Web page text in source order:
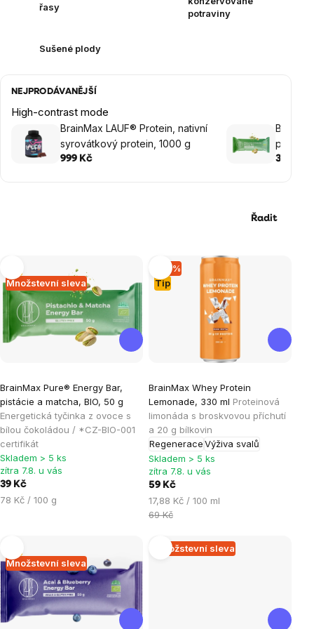
řasy
potraviny
Sušené plody
NEJPRODÁVANĚJŠÍ
High-contrast mode
BrainMax LAUF® Protein, nativní
syrovátkový protein, 1000 g
999 Kč
pistácie
39 Kč
Řadit
produktů
Množstevní sleva
BrainMax Pure® Energy Bar,
pistácie a matcha, BIO, 50 g
Energetická tyčinka z ovoce s
bílou čokoládou / *CZ-BIO-001
certifikát
hodnocení
produktu
je
5,0
z
5
hvězdiček.
Skladem > 5 ks
zítra 7.8. u vás
39 Kč
Měrná
78 Kč / 100 g
Tip
–14 %
BrainMax Whey Protein
Lemonade, 330 ml Proteinová
limonáda s broskvovou příchutí
a 20 g bílkovin
RegeneraceVýživa svalů
hodnocení
produktu
je
4,8
z
5
hvězdiček.
Skladem > 5 ks
zítra 7.8. u vás
59 Kč
Měrná
cena:
17,88 Kč / 100 ml
69 Kč
Množstevní sleva
Množstevní sleva